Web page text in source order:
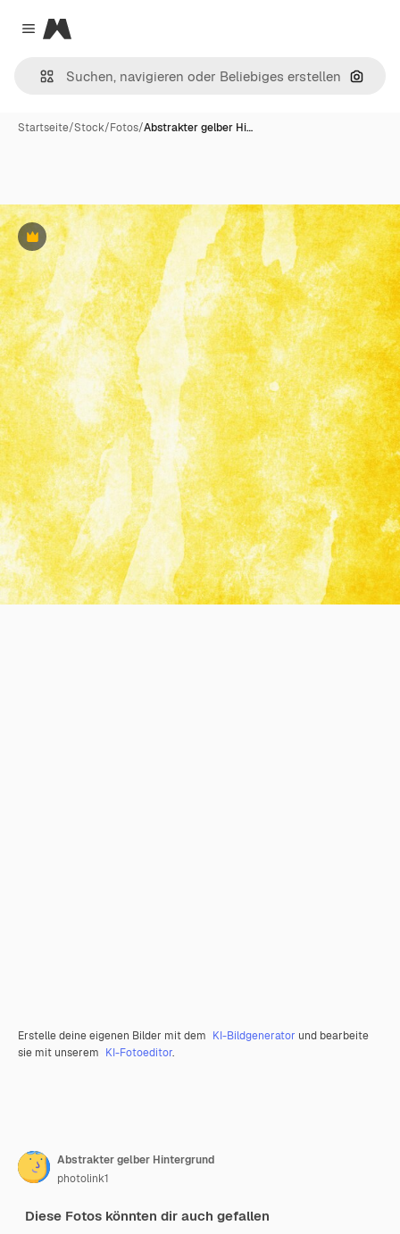
Close menu
Magnific
Nach
Startseite/Stock/Fotos/Abstrakter gelber Hi…
Premium
Erstelle deine eigenen Bilder mit dem KI-Bildgenerator und bearbeite
sie mit unserem KI-Fotoeditor.
Abstrakter gelber Hintergrund
photolink1
Diese Fotos könnten dir auch gefallen